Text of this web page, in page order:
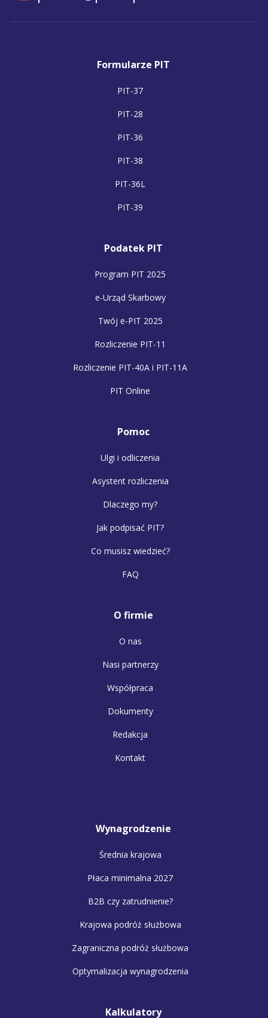
Formularze PIT
PIT-37
PIT-28
PIT-36
PIT-38
PIT-36L
PIT-39
Podatek PIT
Program PIT 2025
e-Urząd Skarbowy
Twój e-PIT 2025
Rozliczenie PIT-11
Rozliczenie PIT-40A i PIT-11A
PIT Online
Pomoc
Ulgi i odliczenia
Asystent rozliczenia
Dlaczego my?
Jak podpisać PIT?
Co musisz wiedzieć?
FAQ
O firmie
O nas
Nasi partnerzy
Współpraca
Dokumenty
Redakcja
Kontakt
Wynagrodzenie
Średnia krajowa
Płaca minimalna 2027
B2B czy zatrudnienie?
Krajowa podróż służbowa
Zagraniczna podróż służbowa
Optymalizacja wynagrodzenia
Kalkulatory